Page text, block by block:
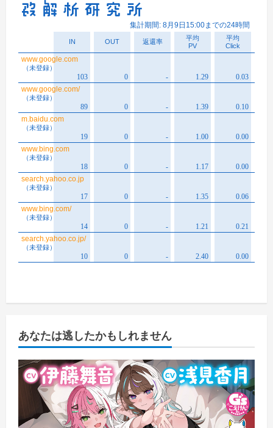
あなたは逃したかもしれません